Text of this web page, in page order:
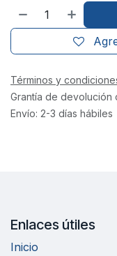
Términos y
Grantía de devolución
Envío: 2-3 días hábiles
Enlaces útiles
Inicio